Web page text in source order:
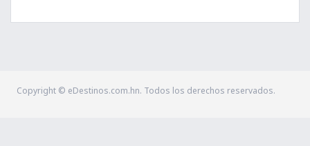
Copyright © eDestinos.com.hn. Todos los derechos reservados.